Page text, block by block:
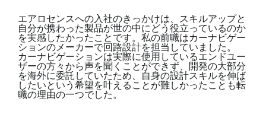
エアロセンスへの入社のきっかけは、スキルアップと
自分が携わった製品が世の中にどう役立っているのか
を実感したかったことです。私の前職はカーナビゲー
ションのメーカーで回路設計を担当していました。
カーナビゲーションは実際に使用しているエンドユー
ザーの方々から声を聞くことができず、開発の大部分
を海外に委託していたため、自身の設計スキルを伸ば
したいという希望を叶えることが難しかったことも転
職の理由の一つでした。